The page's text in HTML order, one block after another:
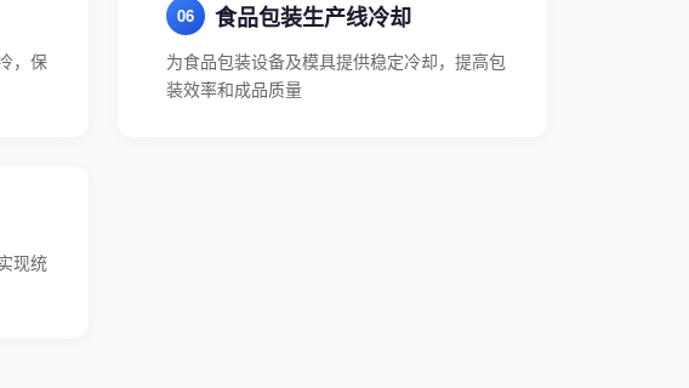
，保
食品包装生产线冷却
为食品包装设备及模具提供稳定冷却，提高包
装效率和成品质量
现统